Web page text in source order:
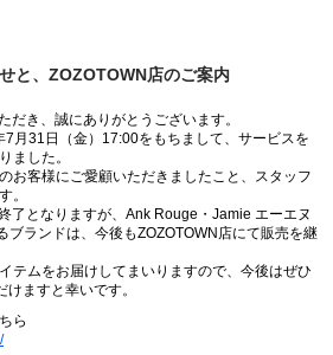
と、ZOZOTOWN店のご案内
だき、誠にありがとうございます。
月31日（金）17:00をもちまして、サービスを
ました。
お客様にご愛顧いただきましたこと、スタッフ
。
了となりますが、Ank Rouge・Jamie エーエヌ
ブランドは、今後もZOZOTOWN店にて販売を継
テムをお届けしてまいりますので、今後はぜひ
ますと幸いです。
ら